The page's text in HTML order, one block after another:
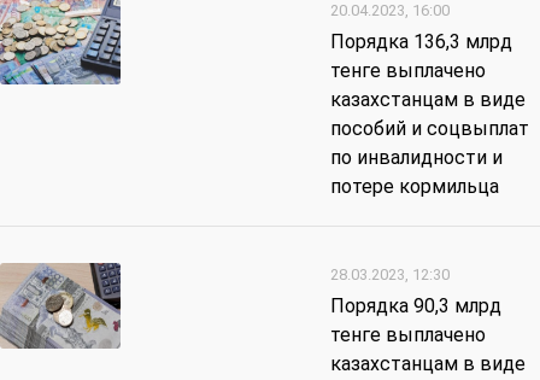
20.04.2023, 16:00
Порядка 136,3 млрд
тенге выплачено
казахстанцам в виде
пособий и соцвыплат
по инвалидности и
потере кормильца
28.03.2023, 12:30
Порядка 90,3 млрд
тенге выплачено
казахстанцам в виде